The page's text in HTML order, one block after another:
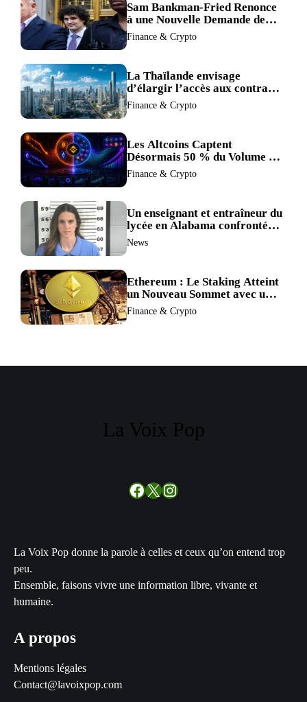
Sam Bankman-Fried Renonce
à une Nouvelle Demande de
Procès, Intensifiant la
Pression pour la Récusation
Finance & Crypto
La Thaïlande envisage
d’élargir l’accès aux contrats
à terme crypto dans une
refonte de sa réglementation.
Finance & Crypto
Les Altcoins Captent
Désormais 50 % du Volume de
Trading de Binance : La
Liquidité S’éclipse au Profit de
Finance & Crypto
Un enseignant et entraîneur du
lycée en Alabama confronté
au divorce après avoir été
News
Ethereum : Le Staking Atteint
un Nouveau Sommet avec un
Verrouillage Accru des ETH
Finance & Crypto
La Voix Pop
Facebook
X Instagram
La Voix Pop donne la parole à celles et ceux qu’on entend trop
peu.
Ensemble, faisons vivre une information libre, vivante et
humaine.
A propos
Mentions légales
Contact@lavoixpop.com